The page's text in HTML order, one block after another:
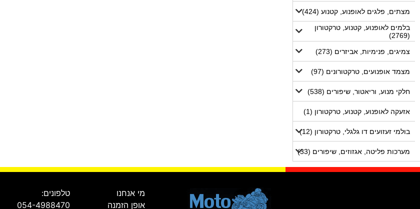
מצתים, פלגים לאופנוע, קטנוע (424)
בלמים לאופנוע, קטנוע, טרקטורון
(2769)
צמיגים, פנימיות, אביזרים (273)
מצמד אופנועים, טרקטורונים (97)
חלקי מנוע, וריאטור, שיפורים (538)
אזעקה לאופנוע, קטנוע, טרקטורון (1)
בולמי זעזועים דו גלגלי, טרקטורון (12)
מערכות פליטה, אגזוזים, שיפורים (33)
מי אנחנו
אופן הזמנה
טלפונים:
054-4988470